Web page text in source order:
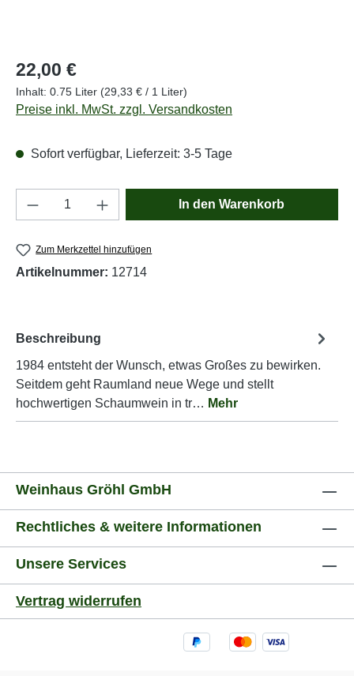
Regulärer Preis:
22,00 €
Inhalt: 0.75 Liter (29,33 € / 1 Liter)
Preise inkl. MwSt. zzgl. Versandkosten
Sofort verfügbar, Lieferzeit: 3-5 Tage
Produkt Anzahl: Gib den gewünschten
In den Warenkorb
Zum Merkzettel hinzufügen
Artikelnummer: 12714
Beschreibung
1984 entsteht der Wunsch, etwas Großes zu bewirken.
Seitdem geht Raumland neue Wege und stellt
hochwertigen Schaumwein in tr… Mehr
Weinhaus Gröhl GmbH
Rechtliches & weitere Informationen
Unsere Services
Vertrag widerrufen